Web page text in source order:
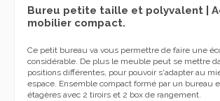
Bureu petite taille et polyvalent |
mobilier compact.
Ce petit bureau va vous permettre de faire une
considérable. De plus le meuble peut se mettre
positions différentes, pour pouvoir s'adapter au
espace. Ensemble compact formé par un bureau
étagères avec 2 tiroirs et 2 box de rangement.